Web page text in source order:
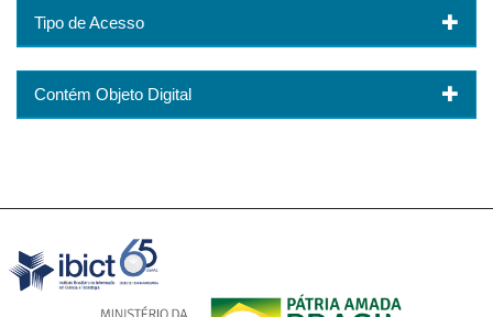
Tipo de Acesso
Contém Objeto Digital